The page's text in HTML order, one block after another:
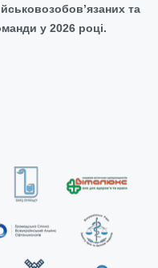
та
у 2026 році.